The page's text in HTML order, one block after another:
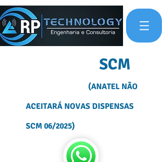
SCM
(ANATEL NÃO
ACEITARÁ NOVAS DISPENSAS
SCM 06/2025)